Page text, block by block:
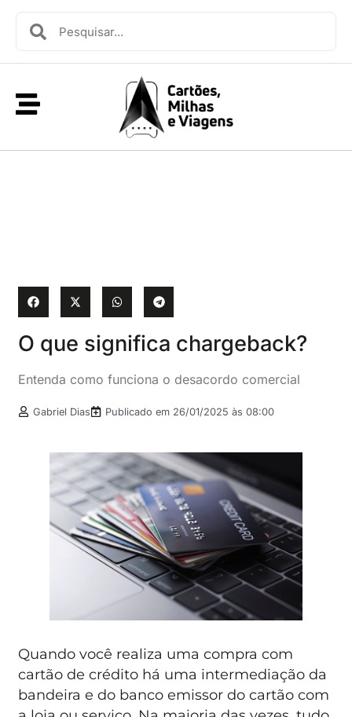
O que significa chargeback?
Entenda como funciona o desacordo comercial
Gabriel Dias Publicado em 26/01/2025 às 08:00
Quando você realiza uma compra com
cartão de crédito há uma intermediação da
bandeira e do banco emissor do cartão com